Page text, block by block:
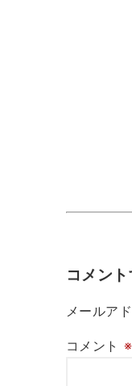
コメン
メールア
コメント ※